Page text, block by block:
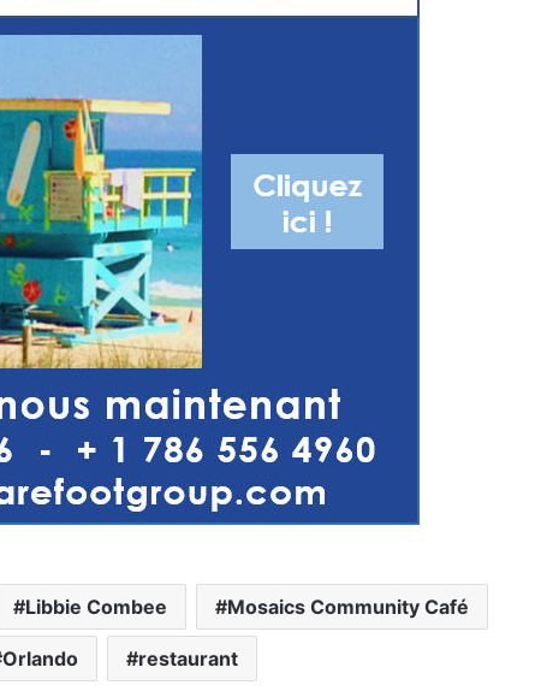
Libbie Combee Mosaics Community Café
Orlando restaurant